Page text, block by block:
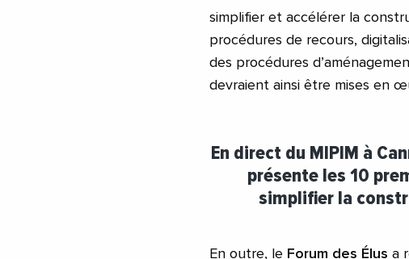
simplifier et accélérer la
procédures de recours,
des procédures
devraient ainsi être mises en
En direct du MIPIM à
présente les 10
simplifier la
En outre, le Forum des Élus a